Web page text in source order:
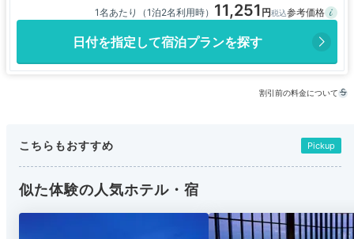
1名あたり（1泊2名利用時） 11,251
日付を指定して宿泊プランを探す
割引前の料金について
こちらもおすすめ Pickup
似た体験の人気ホテル・宿